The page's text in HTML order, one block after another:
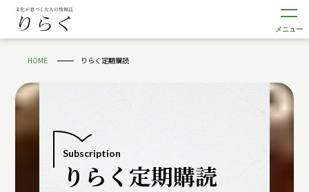
メニュー
HOME りらく定期購読
Subscription
りらく定期購読